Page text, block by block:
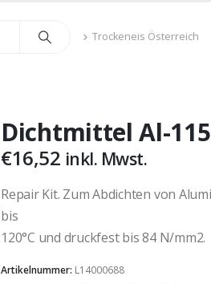
Trockeneis Österreich
Dichtmittel Al-115
€16,52 inkl. Mwst.
Repair Kit. Zum Abdichten von
bis
120°C und druckfest bis 84 N/mm2.
Artikelnummer: L14000688